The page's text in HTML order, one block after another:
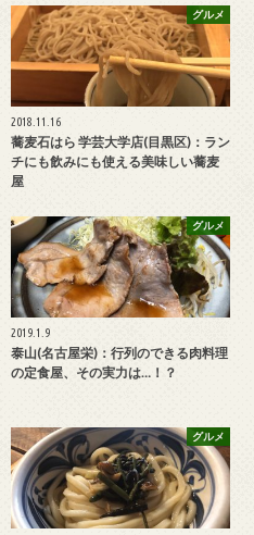
グルメ
2018.11.16
蕎麦石はら 学芸大学店(目黒区)：ラン
チにも飲みにも使える美味しい蕎麦
屋
グルメ
2019.1.9
泰山(名古屋栄)：行列のできる肉料理
の定食屋、その実力は…！？
グルメ